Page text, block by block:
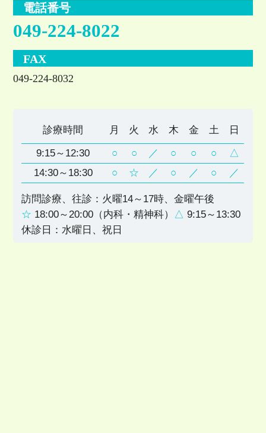
電話番号
049-224-8022
FAX
049-224-8032
診療時間 月 火 水 木 金 土 日
9:15～12:30 ○ ○ ／ ○ ○ ○
△
14:30～18:30
○ ☆ ／ ○ ／ ○ ／
訪問診療、往診：火曜14～17時、金曜午後
☆ 18:00～20:00（内科・精神科） △ 9:15～13:30
休診日：水曜日、祝日